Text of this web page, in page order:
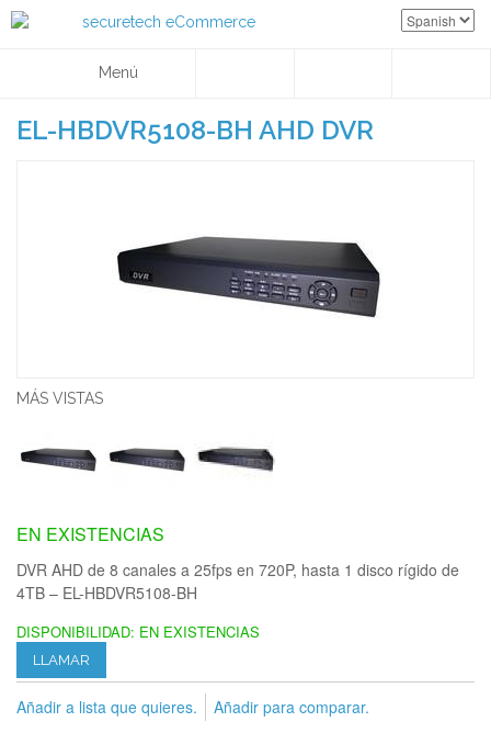
Menú
EL-HBDVR5108-BH AHD DVR
MÁS VISTAS
EN EXISTENCIAS
DVR AHD de 8 canales a 25fps en 720P, hasta 1 disco rígido de
4TB – EL-HBDVR5108-BH
DISPONIBILIDAD: EN EXISTENCIAS
LLAMAR
Añadir a lista que quieres. Añadir para comparar.